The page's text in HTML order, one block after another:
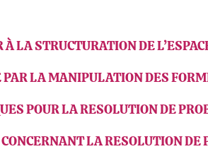
LA STRUCTURATION DE
PAR LA MANIPULATION DES
POUR LA RESOLUTION DE
LA RESOLUTION DE